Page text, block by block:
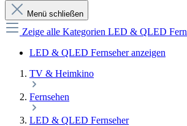
Menü schließen
Zeige alle Kategorien LED & QLED
LED & QLED Fernseher anzeigen
TV & Heimkino
Fernsehen
LED & QLED Fernseher